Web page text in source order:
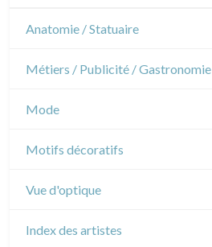
Théâtre
Anatomie / Statuaire
Métiers / Publicité / Gastronomie
Mode
Motifs décoratifs
Vue d'optique
Index des artistes